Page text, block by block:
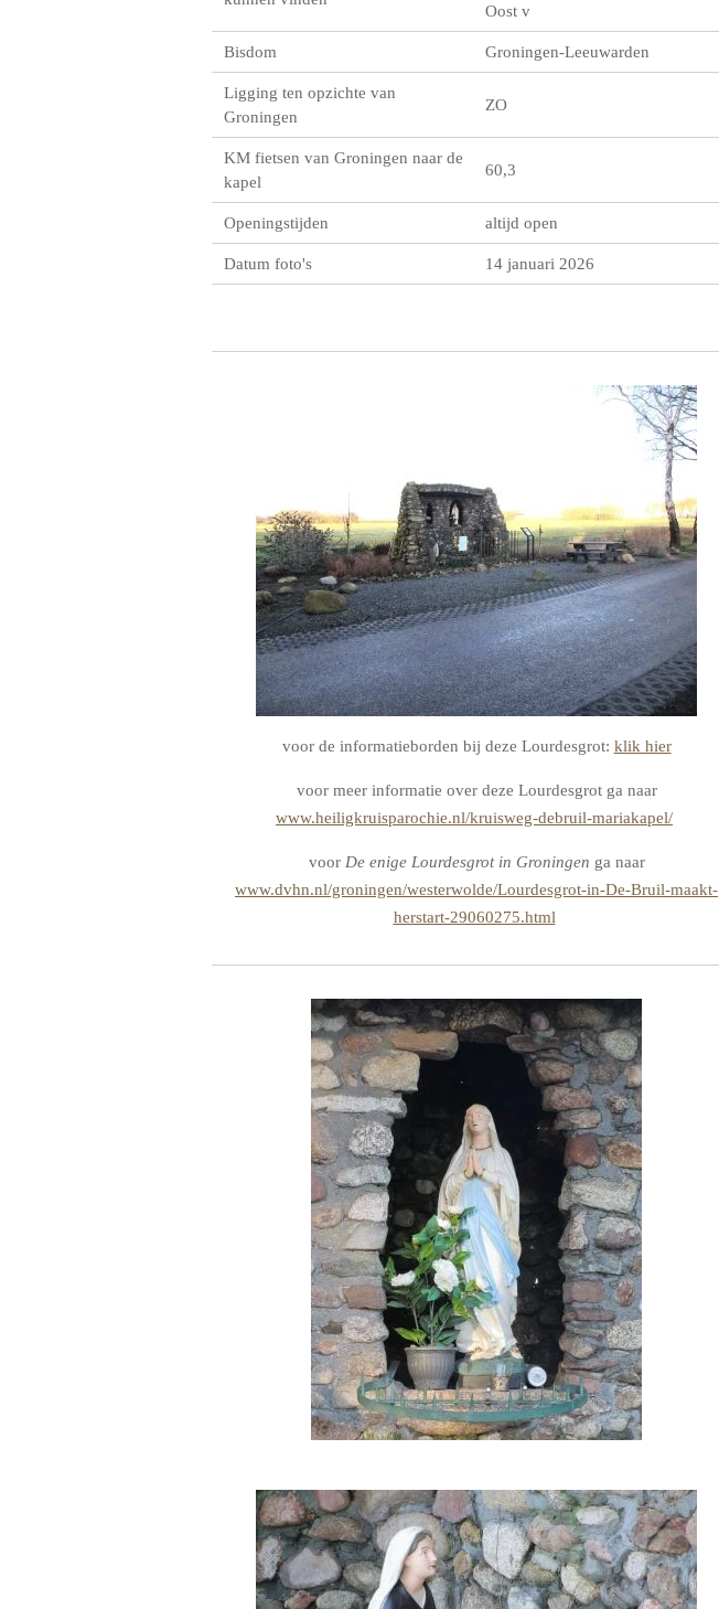
Oost v
Bisdom Groningen-Leeuwarden
Ligging ten opzichte van
Groningen
ZO
KM fietsen van Groningen naar de
kapel
60,3
Openingstijden altijd open
Datum foto's 14 januari 2026
voor de informatieborden bij deze Lourdesgrot: klik hier
voor meer informatie over deze Lourdesgrot ga naar
www.heiligkruisparochie.nl/kruisweg-debruil-mariakapel/
voor De enige Lourdesgrot in Groningen ga naar
www.dvhn.nl/groningen/westerwolde/Lourdesgrot-in-De-Bruil-maakt-
herstart-29060275.html